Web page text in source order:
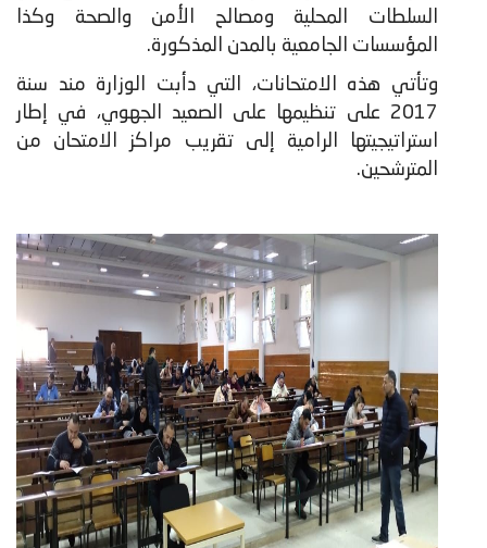
السلطات المحلية ومصالح الأمن والصحة وكذا
المؤسسات الجامعية بالمدن المذكورة.
وتأتي هذه الامتحانات، التي دأبت الوزارة مند سنة
2017 على تنظيمها على الصعيد الجهوي، في إطار
استراتيجيتها الرامية إلى تقريب مراكز الامتحان من
المترشحين.